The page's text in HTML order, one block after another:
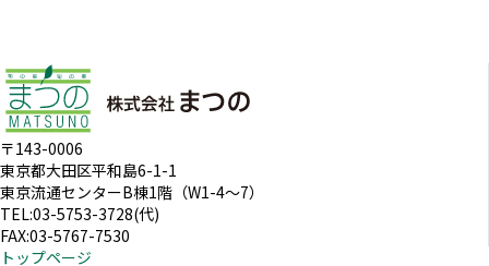
〒143-0006
東京都大田区平和島6-1-1
東京流通センターB棟1階（W1-4～7）
TEL:03-5753-3728(代)
FAX:03-5767-7530
トップページ